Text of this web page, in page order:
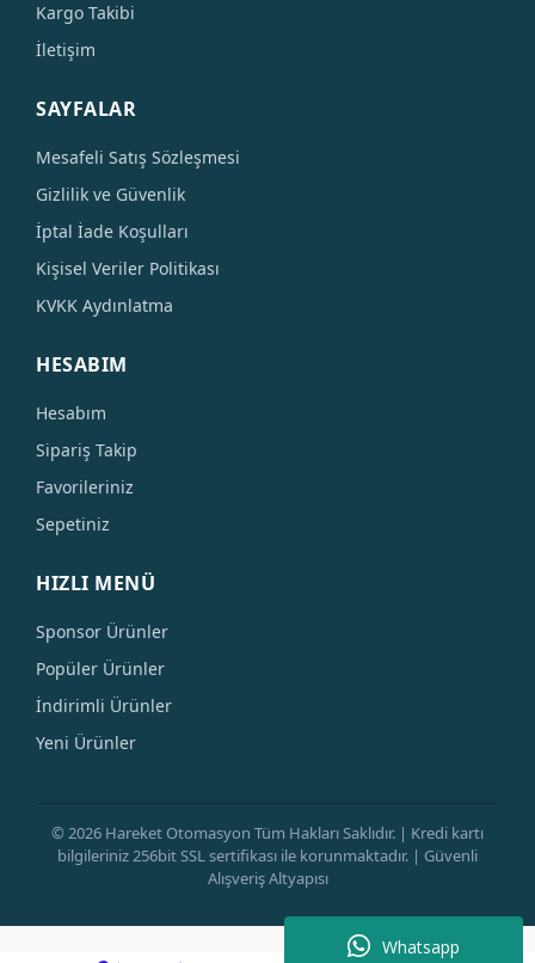
Whatsapp
Kargo Takibi
İletişim
SAYFALAR
Mesafeli Satış Sözleşmesi
Gizlilik ve Güvenlik
İptal İade Koşulları
Kişisel Veriler Politikası
KVKK Aydınlatma
HESABIM
Hesabım
Sipariş Takip
Favorileriniz
Sepetiniz
HIZLI MENÜ
Sponsor Ürünler
Popüler Ürünler
İndirimli Ürünler
Yeni Ürünler
© 2026 Hareket Otomasyon Tüm Hakları Saklıdır. | Kredi kartı
bilgileriniz 256bit SSL sertifikası ile korunmaktadır. | Güvenli
Alışveriş Altyapısı